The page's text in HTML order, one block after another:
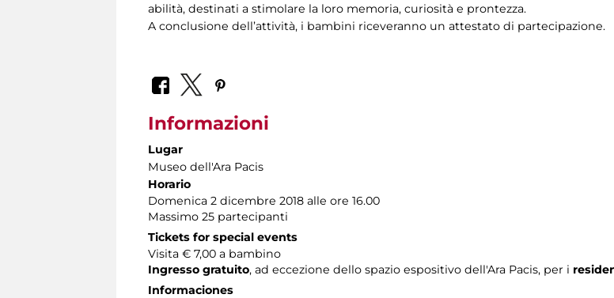
abilità, destinati a stimolare la loro memoria, curiosità e prontezza.
A conclusione dell’attività, i bambini riceveranno un attestato di partecipazione.
Informazioni
Lugar
Museo dell'Ara Pacis
Horario
Domenica 2 dicembre 2018 alle ore 16.00
Massimo 25 partecipanti
Tickets for special events
Visita € 7,00 a bambino
Ingresso gratuito, ad eccezione dello spazio espositivo dell'Ara Pacis, per i
Informaciones